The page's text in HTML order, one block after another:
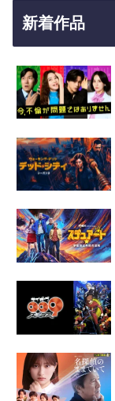
新着作品